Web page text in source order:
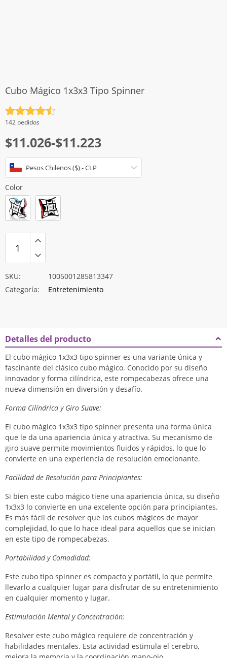
Cubo Mágico 1x3x3 Tipo Spinner
Valorado
con
de 5
142 pedidos
$11.026-$11.223
Rango
de
precios:
desde
$11.026
hasta
$11.223
Pesos Chilenos ($) - CLP
Color
SKU:
1005001285813347
Categoría:
Entretenimiento
Detalles del producto
El cubo mágico 1x3x3 tipo spinner es una variante única y
fascinante del clásico cubo mágico. Conocido por su diseño
innovador y forma cilíndrica, este rompecabezas ofrece una
nueva dimensión en diversión y desafío.
Forma Cilíndrica y Giro Suave:
El cubo mágico 1x3x3 tipo spinner presenta una forma única
que le da una apariencia única y atractiva. Su mecanismo de
giro suave permite movimientos fluidos y rápidos, lo que lo
convierte en una experiencia de resolución emocionante.
Facilidad de Resolución para Principiantes:
Si bien este cubo mágico tiene una apariencia única, su diseño
1x3x3 lo convierte en una excelente opción para principiantes.
Es más fácil de resolver que los cubos mágicos de mayor
complejidad, lo que lo hace ideal para aquellos que se inician
en este tipo de rompecabezas.
Portabilidad y Comodidad:
Este cubo tipo spinner es compacto y portátil, lo que permite
llevarlo a cualquier lugar para disfrutar de su entretenimiento
en cualquier momento y lugar.
Estimulación Mental y Concentración:
Resolver este cubo mágico requiere de concentración y
habilidades mentales. Esta actividad estimula el cerebro,